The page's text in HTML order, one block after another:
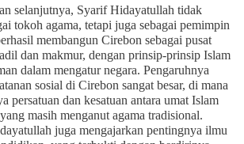
selanjutnya, Syarif Hidayatullah tidak
tokoh agama, tetapi juga sebagai pemimpin
membangun Cirebon sebagai pusat
dan makmur, dengan prinsip-prinsip Islam
dalam mengatur negara. Pengaruhnya
sosial di Cirebon sangat besar, di mana
persatuan dan kesatuan antara umat Islam
masih menganut agama tradisional.
juga mengajarkan pentingnya ilmu